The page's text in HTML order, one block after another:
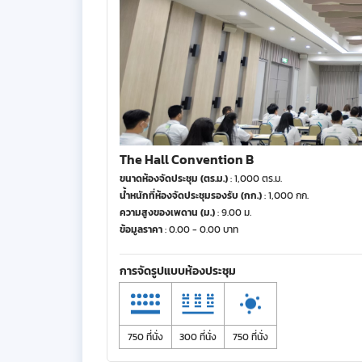
The Hall Convention B
ขนาดห้องจัดประชุม (ตร.ม.): 1,000 ตร.ม.
น้ำหนักที่ห้องจัดประชุมรองรับ (กก.): 1,000 กก.
ความสูงของเพดาน (ม.): 9.00 ม.
ข้อมูลราคา: 0.00 - 0.00 บาท
การจัดรูปแบบห้องประชุม
750 ที่นั่ง 300 ที่นั่ง 750 ที่นั่ง